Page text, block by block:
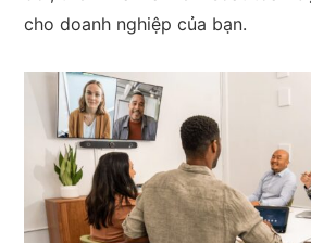
cho doanh nghiệp của bạn.